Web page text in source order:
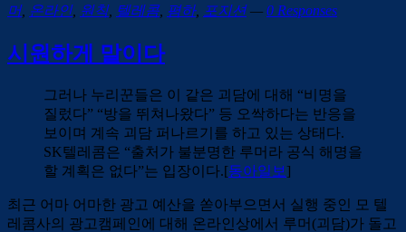
머, 온라인, 원칙, 텔레콤, 폄하, 포지션— 0 Responses
시원하게 말이다
그러나 누리꾼들은 이 같은 괴담에 대해 “비명을
질렀다” “방을 뛰쳐나왔다” 등 오싹하다는 반응을
보이며 계속 괴담 퍼나르기를 하고 있는 상태다.
SK텔레콤은 “출처가 불분명한 루머라 공식 해명을
할 계획은 없다”는 입장이다.[동아일보 ]
최근 어마 어마한 광고 예산을 쏟아부으면서 실행 중인 모 텔
레콤사의 광고캠페인에 대해 온라인상에서 루머(괴담)가 돌고